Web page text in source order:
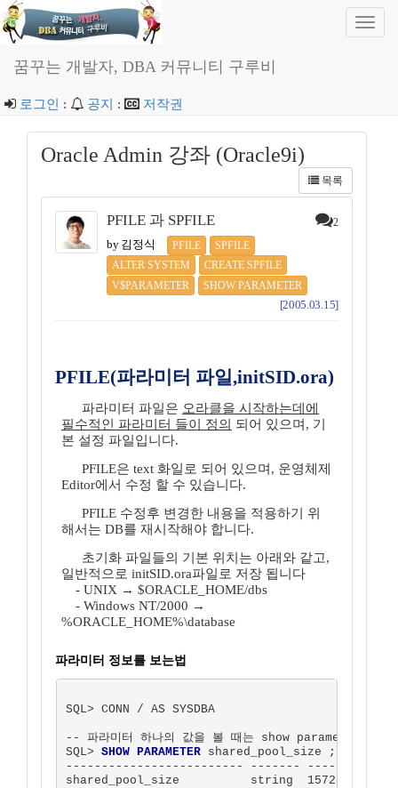
꿈꾸는 개발자, DBA 커뮤니티 구루비
로그인 : 공지 : 저작권
Oracle Admin 강좌 (Oracle9i)
목록
PFILE 과 SPFILE 2
by 김정식 PFILE
SPFILE
ALTER SYSTEM
CREATE SPFILE
V$PARAMETER
SHOW PARAMETER
[2005.03.15]
PFILE(파라미터 파일,initSID.ora)
파라미터 파일은 오라클을 시작하는데에
필수적인 파라미터 들이 정의 되어 있으며, 기
본 설정 파일입니다.
PFILE은 text 화일로 되어 있으며, 운영체제
Editor에서 수정 할 수 있습니다.
PFILE 수정후 변경한 내용을 적용하기 위
해서는 DB를 재시작해야 합니다.
초기화 파일들의 기본 위치는 아래와 같고,
일반적으로 initSID.ora파일로 저장 됩니다
- UNIX → $ORACLE_HOME/dbs
- Windows NT/2000 →
%ORACLE_HOME%\database
파라미터 정보를 보는법
SQL> CONN / AS SYSDBA
-- 파라미터 하나의 값을 볼 때는 show parameter명령
SQL> SHOW PARAMETER shared_pool_size ;
------------------------- ------- ---------
shared_pool_size          string  15728640